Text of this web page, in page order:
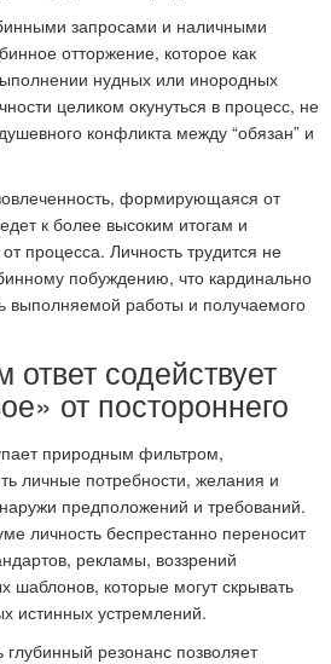
запросами и наличными
отторжение, которое как
нудных или инородных
целиком окунуться в процесс, не
конфликта между “обязан” и
формирующаяся от
к более высоким итогам и
процесса. Личность трудится не
побуждению, что кардинально
выполняемой работы и получаемого
содействует
от постороннего
природным фильтром,
личные потребности, желания и
предположений и требований.
личность беспрестанно переносит
рекламы, воззрений
шаблонов, которые могут скрывать
истинных устремлений.
глубинный резонанс позволяет